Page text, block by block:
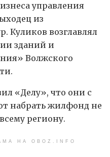
управления
из
Куликов возглавлял
зданий и
Волжского
«Делу», что они с
набрать жилфонд не
региону.
НА OBOZ.INFO